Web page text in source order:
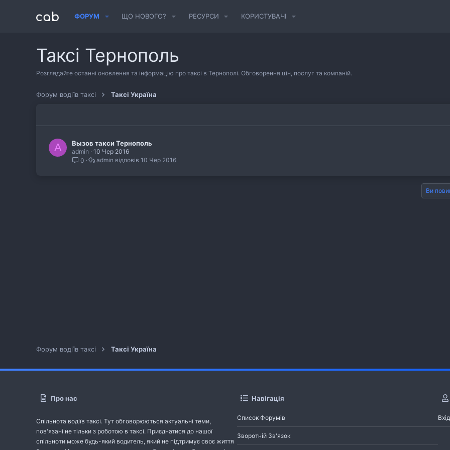
ФОРУМ ЩО НОВОГО? РЕСУРСИ КОРИСТУВАЧІ
Таксі Тернополь
Розглядайте останні оновлення та інформацію про таксі в Тернополі. Обговорення цін, послуг та компаній.
Форум водіїв таксі Таксі Україна
A Вызов такси Тернополь
admin
10 Чер 2016
0
10 Чер 2016
admin
Ви
Форум водіїв таксі Таксі Україна
Про нас
Спільнота водіїв таксі. Тут обговорюються актуальні теми,
пов'язані не тільки з роботою в таксі. Приєднатися до нашої
спільноти може будь-який водитель, який не підтримує своє життя
Навігація
Список Форумів
Зворотній Зв'язок
Вхід